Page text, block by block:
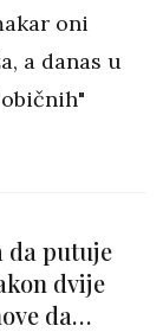
oni
a danas u
putuje
dvije
da